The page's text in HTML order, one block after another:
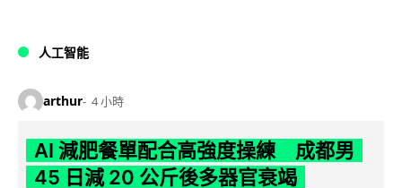
人工智能
arthur 4 小時
AI 減肥餐單配合高強度操練 成都男
45 日減 20 公斤後多器官衰竭